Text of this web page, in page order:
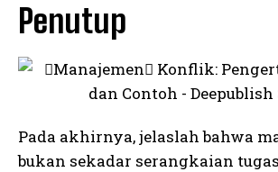
Penutup
Pada akhirnya, jelaslah bahwa
bukan sekadar serangkaian tugas